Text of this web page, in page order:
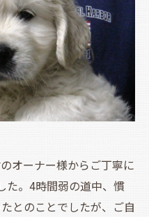
オーナー様からご丁寧に
た。4時間弱の道中、慣
とのことでしたが、ご自